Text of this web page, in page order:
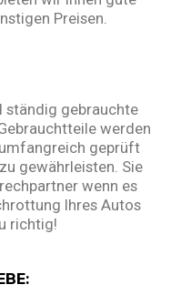
Preisen.
ständig gebrauchte
werden
geprüft
gewährleisten. Sie
wenn es
Ihres Autos
richtig!